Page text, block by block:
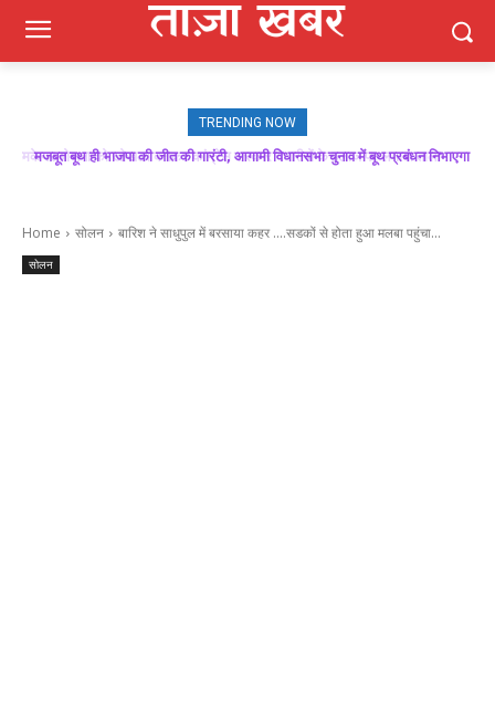
TRENDING NOW
मजबूत बूथ ही भाजपा की जीत की गारंटी, आगामी विधानसभा चुनाव में बूथ प्रबंधन निभाएगा
Home सोलन बारिश ने साधुपुल में बरसाया कहर ....सडकों से होता हुआ मलबा पहुंचा...
सोलन